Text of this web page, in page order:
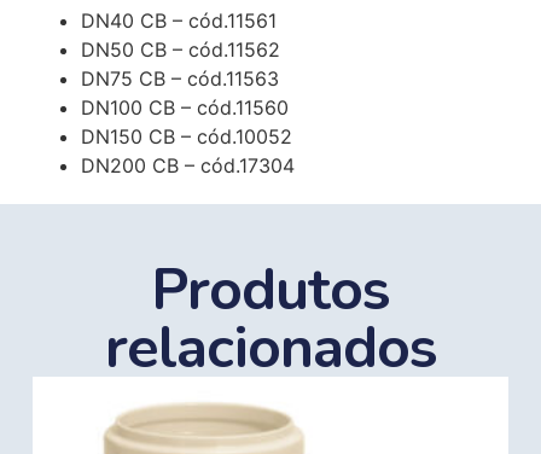
DN40 CB – cód.11561
DN50 CB – cód.11562
DN75 CB – cód.11563
DN100 CB – cód.11560
DN150 CB – cód.10052
DN200 CB – cód.17304
Produtos
relacionados